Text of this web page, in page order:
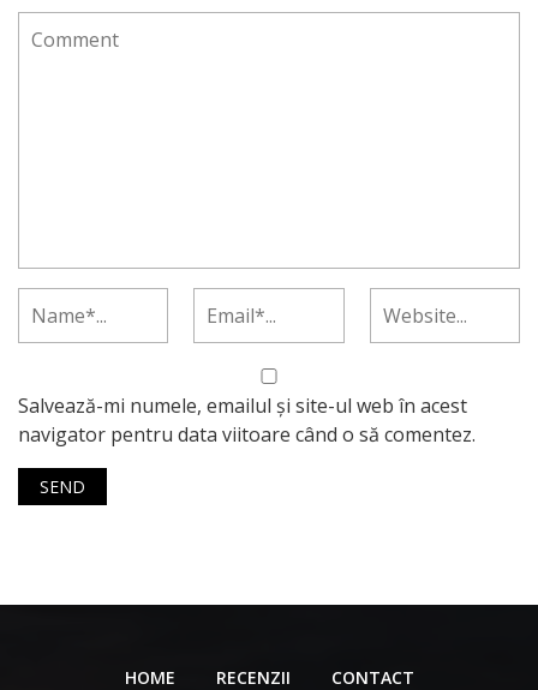
Salvează-mi numele, emailul și site-ul web în acest
navigator pentru data viitoare când o să comentez.
HOME RECENZII CONTACT